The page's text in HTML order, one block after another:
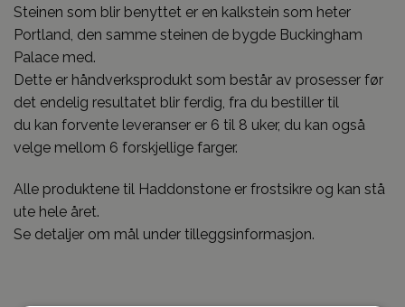
Steinen som blir benyttet er en kalkstein som heter
Portland, den samme steinen de bygde Buckingham
Palace med.
Dette er håndverksprodukt som består av prosesser før
det endelig resultatet blir ferdig, fra du bestiller til
du kan forvente leveranser er 6 til 8 uker, du kan også
velge mellom 6 forskjellige farger.
Alle produktene til Haddonstone er frostsikre og kan stå
ute hele året.
Se detaljer om mål under tilleggsinformasjon.